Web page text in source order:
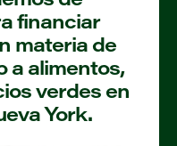
financiar
materia de
a alimentos,
verdes en
York.